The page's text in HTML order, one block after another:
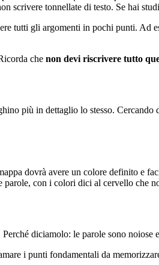
scrivere tonnellate di testo. Se hai
tutti gli argomenti in pochi punti. Ad
che non devi riscrivere tutto
più in dettaglio lo stesso.
dovrà avere un colore definito e
con i colori dici al cervello che
diciamolo: le parole sono
i punti fondamentali da